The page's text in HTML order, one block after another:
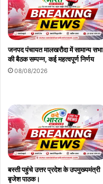
जनपद पंचायत मालखरौदा में सामान्य सभा
की बैठक सम्पन्न, कई महत्वपूर्ण निर्णय
08/08/2026
बस्ती पहुंचे उत्तर प्रदेश के उपमुख्यमंत्री
बृजेश पाठक।